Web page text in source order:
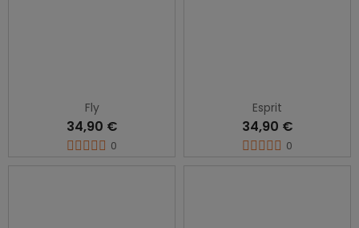
Fly
34,90 €
0
Esprit
34,90 €
0